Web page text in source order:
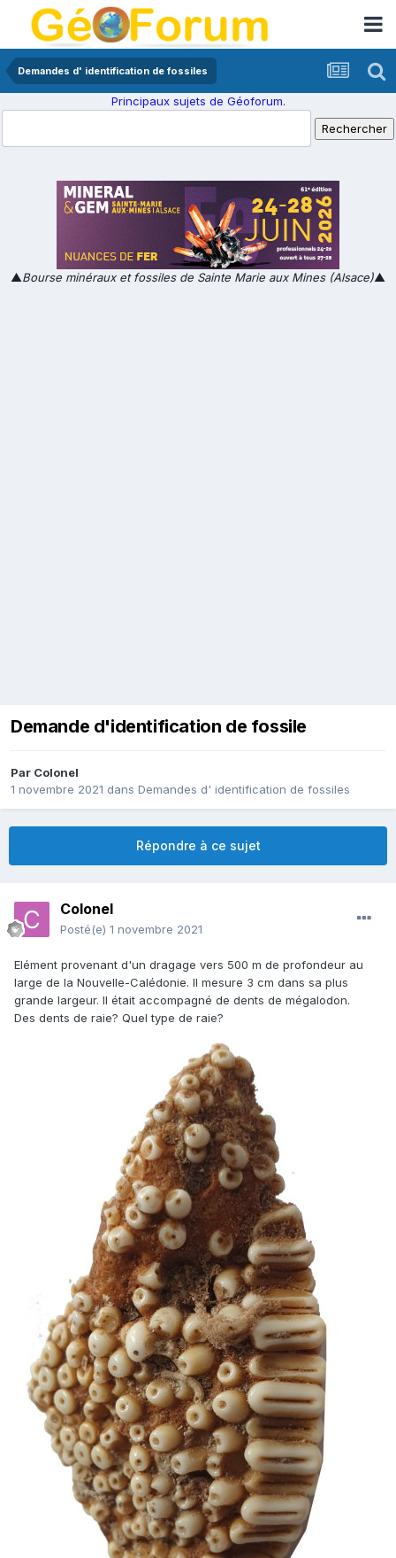
Demandes d' identification de fossiles
Principaux sujets de Géoforum.
▲Bourse minéraux et fossiles de Sainte Marie aux Mines (Alsace)▲
Demande d'identification de fossile
Par Colonel
1 novembre 2021 dans Demandes d' identification de fossiles
Répondre à ce sujet
Colonel
Posté(e) 1 novembre 2021
Elément provenant d'un dragage vers 500 m de profondeur au
large de la Nouvelle-Calédonie. Il mesure 3 cm dans sa plus
grande largeur. Il était accompagné de dents de mégalodon.
Des dents de raie? Quel type de raie?